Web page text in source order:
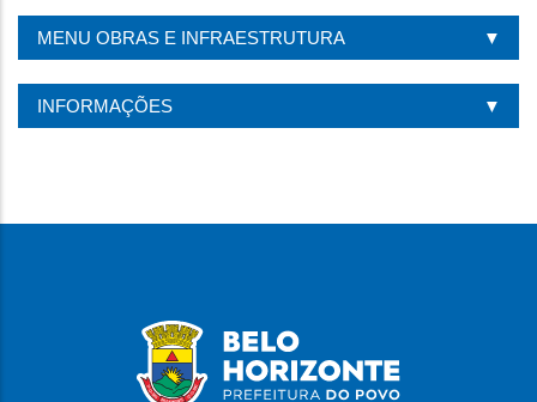
PÁGINA
MENU OBRAS E INFRAESTRUTURA
INFORMAÇÕES